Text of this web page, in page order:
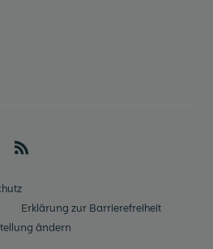
📡
Erklärung zur Barrierefreiheit
ändern